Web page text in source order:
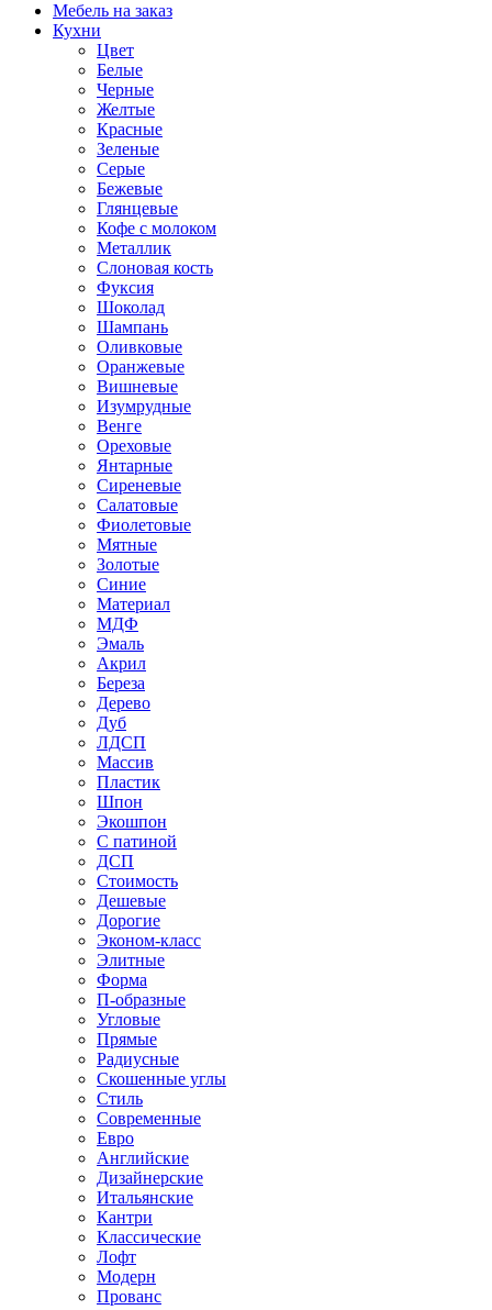
Мебель на заказ
Кухни
Цвет
Белые
Черные
Желтые
Красные
Зеленые
Серые
Бежевые
Глянцевые
Кофе с молоком
Металлик
Слоновая кость
Фуксия
Шоколад
Шампань
Оливковые
Оранжевые
Вишневые
Изумрудные
Венге
Ореховые
Янтарные
Сиреневые
Салатовые
Фиолетовые
Мятные
Золотые
Синие
Материал
МДФ
Эмаль
Акрил
Береза
Дерево
Дуб
ЛДСП
Массив
Пластик
Шпон
Экошпон
С патиной
ДСП
Стоимость
Дешевые
Дорогие
Эконом-класс
Элитные
Форма
П-образные
Угловые
Прямые
Радиусные
Скошенные углы
Стиль
Современные
Евро
Английские
Дизайнерские
Итальянские
Кантри
Классические
Лофт
Модерн
Прованс